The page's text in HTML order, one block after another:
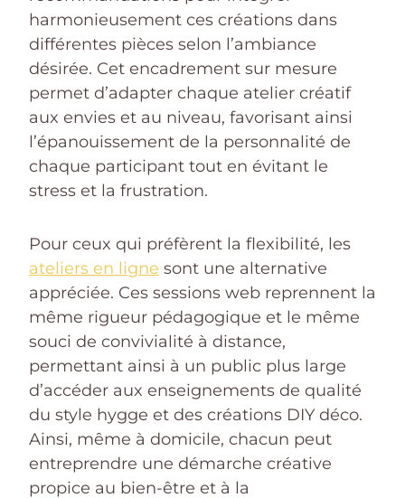
harmonieusement ces créations dans
différentes pièces selon l’ambiance
désirée. Cet encadrement sur mesure
permet d’adapter chaque atelier créatif
aux envies et au niveau, favorisant ainsi
l’épanouissement de la personnalité de
chaque participant tout en évitant le
stress et la frustration.
Pour ceux qui préfèrent la flexibilité, les
ateliers en ligne sont une alternative
appréciée. Ces sessions web reprennent la
même rigueur pédagogique et le même
souci de convivialité à distance,
permettant ainsi à un public plus large
d’accéder aux enseignements de qualité
du style hygge et des créations DIY déco.
Ainsi, même à domicile, chacun peut
entreprendre une démarche créative
propice au bien-être et à la